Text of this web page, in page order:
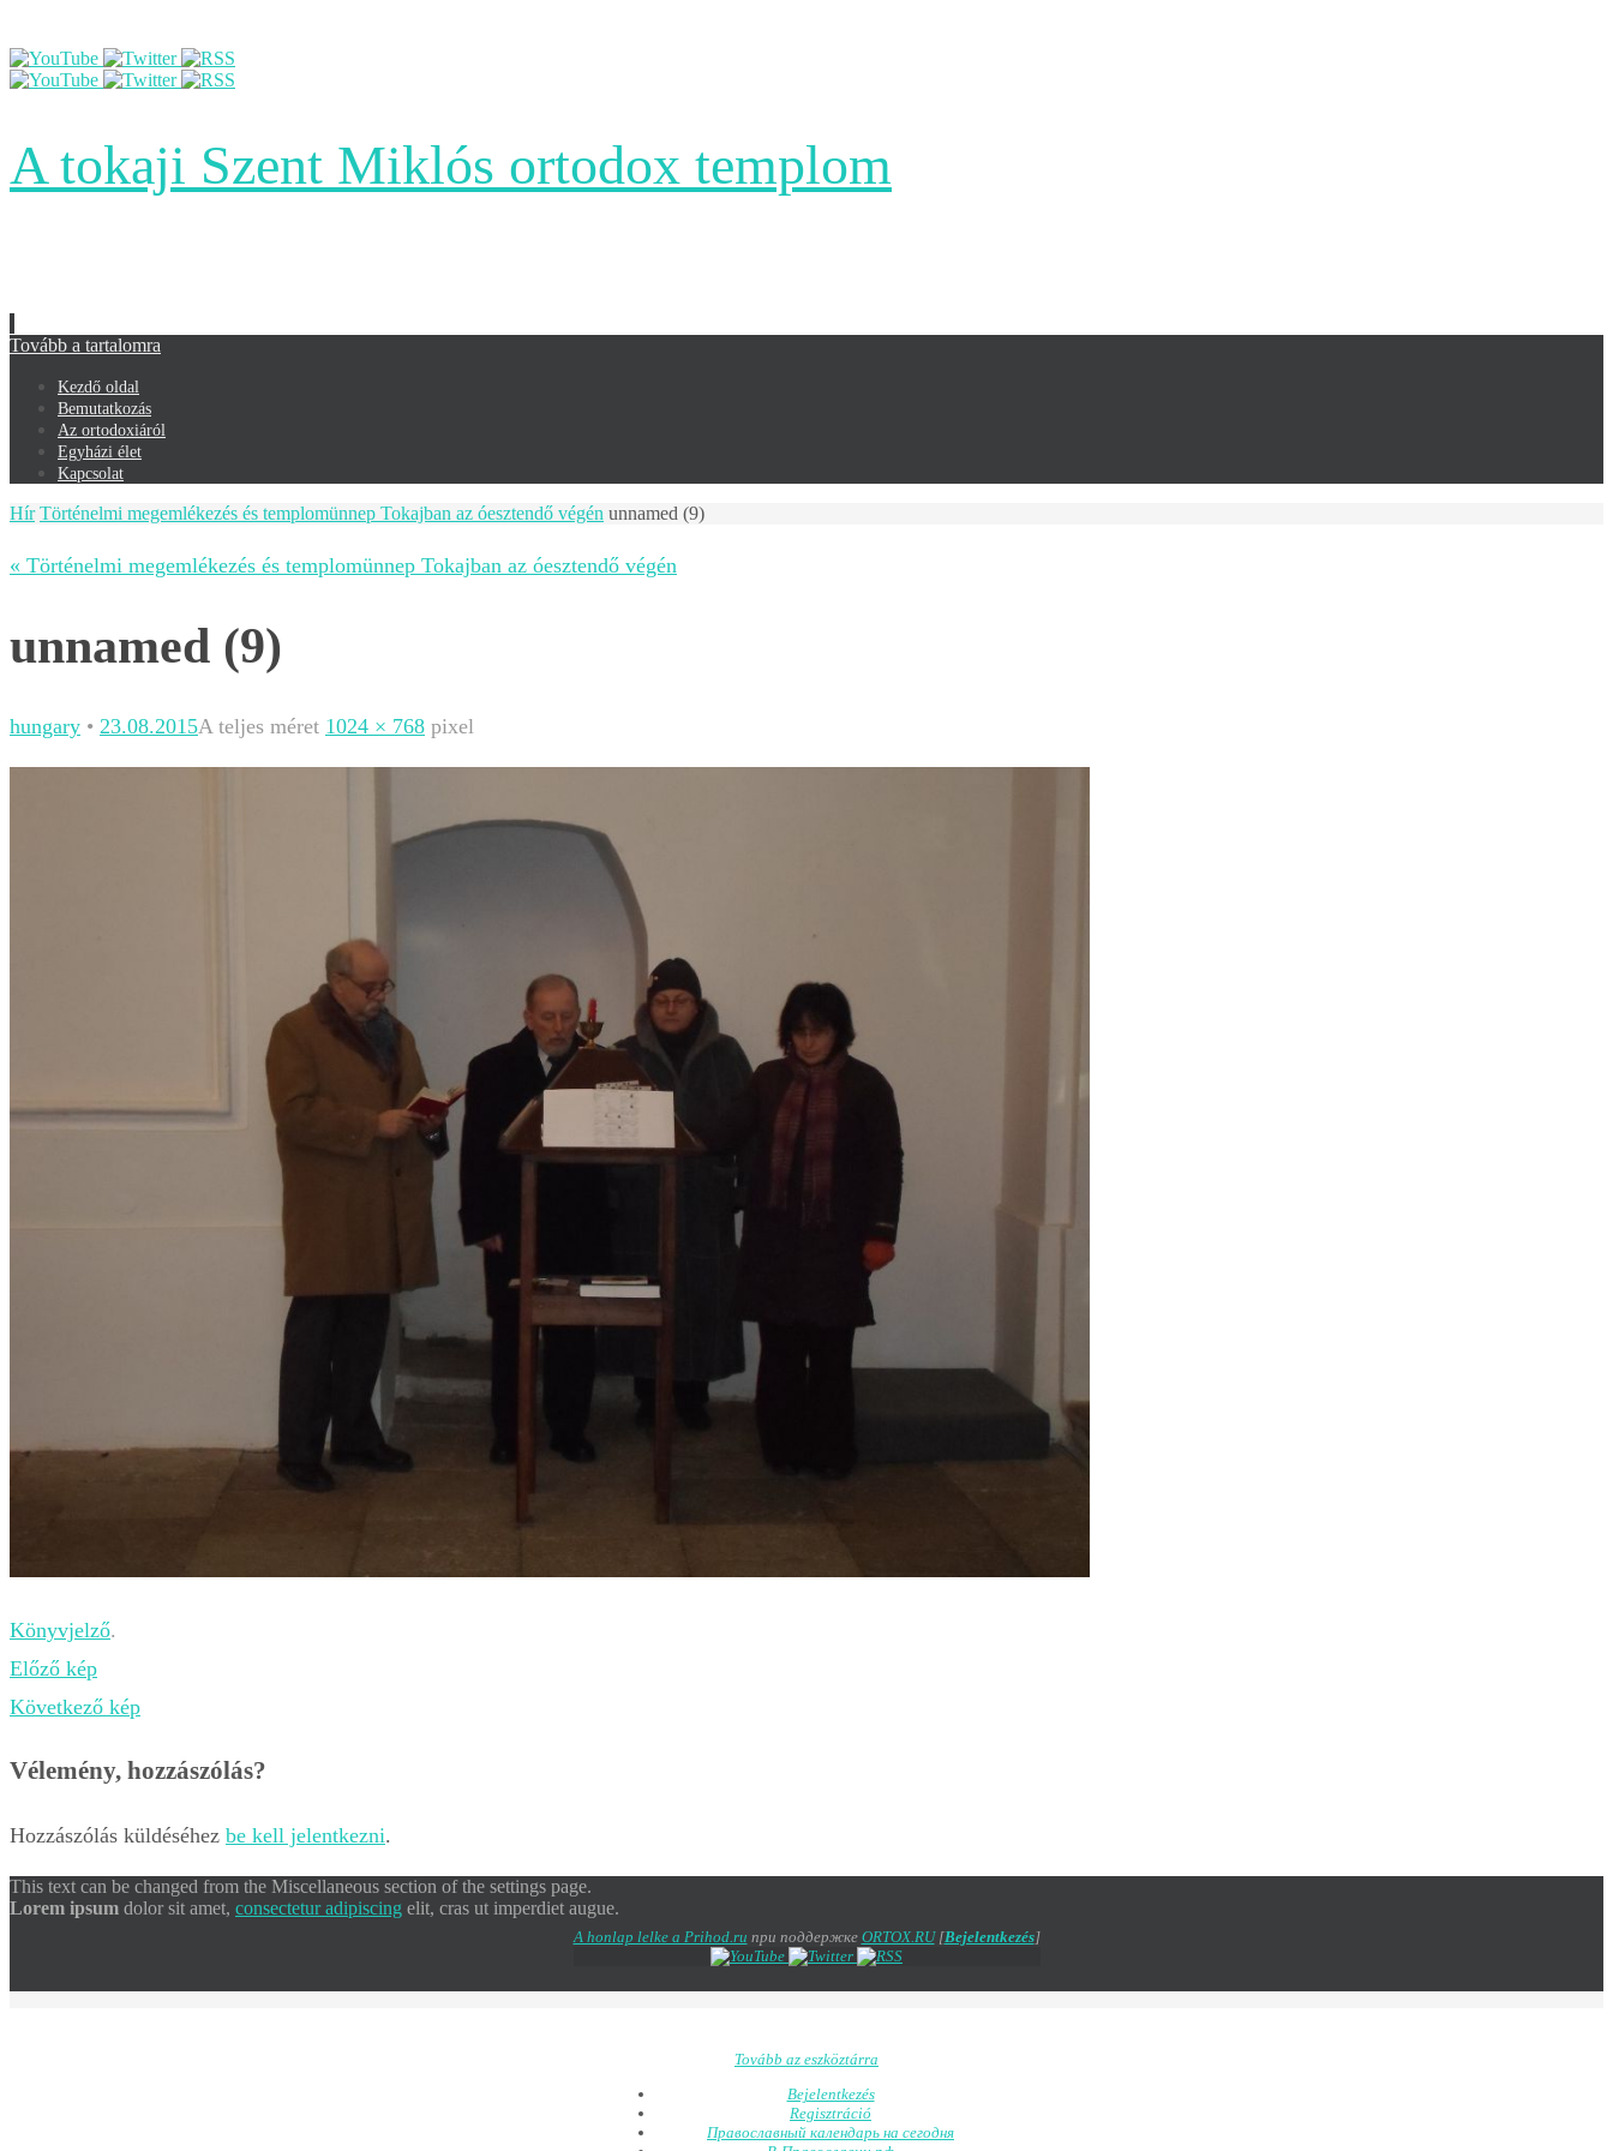
A tokaji Szent Miklós ortodox templom
Tovább a tartalomra
Kezdő oldal
Bemutatkozás
Az ortodoxiáról
Egyházi élet
Kapcsolat
Hír Történelmi megemlékezés és templomünnep Tokajban az óesztendő végén unnamed (9)
« Történelmi megemlékezés és templomünnep Tokajban az óesztendő végén
unnamed (9)
hungary • 23.08.2015A teljes méret 1024 × 768 pixel
Könyvjelző.
Előző kép
Következő kép
Vélemény, hozzászólás?
Hozzászólás küldéséhez be kell jelentkezni.
This text can be changed from the Miscellaneous section of the settings page.
Lorem ipsum dolor sit amet, consectetur adipiscing elit, cras ut imperdiet augue.
A honlap lelke a Prihod.ru при поддержке ORTOX.RU[Bejelentkezés]
Tovább az eszköztárra
Bejelentkezés
Regisztráció
Православный календарь на сегодня